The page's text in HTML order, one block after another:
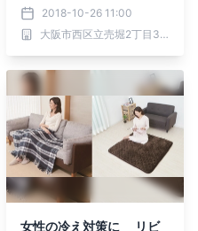
載セラミックヒーターと
湿度センサー搭載しパワー
アップした加湿器が新発
2018-10-26 11:00
大阪市西区立売堀2丁目3番16号 株式会社山善 (証券コード：8051)
女性の冷え対策に リビ